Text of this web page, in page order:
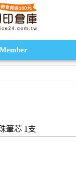
環保碳粉匣,連續供墨印表
Member
筆芯 1支